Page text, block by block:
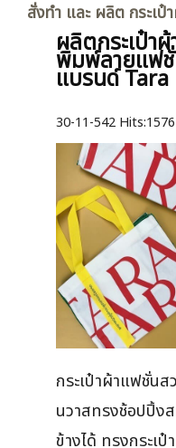
สั่งทำ และ ผลิต กระเป๋
ผลิตกระเป๋า
พิมพ์ลายแฟชั่
แบรนด์ Tara
30-11-542 Hits:
กระเป๋าผ้าแฟชั่น
นวาสทรงช้อปปิ้ง
ข้างได้ ทรงกระเ